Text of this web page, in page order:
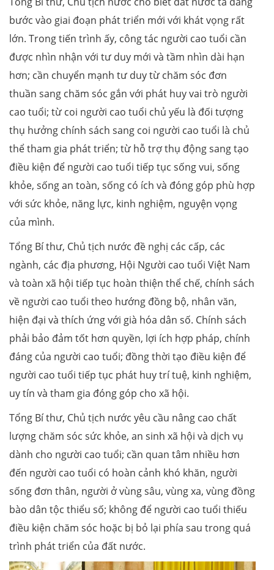
bước vào giai đoạn phát triển mới với khát vọng rất
lớn. Trong tiến trình ấy, công tác người cao tuổi cần
được nhìn nhận với tư duy mới và tầm nhìn dài hạn
hơn; cần chuyển mạnh tư duy từ chăm sóc đơn
thuần sang chăm sóc gắn với phát huy vai trò người
cao tuổi; từ coi người cao tuổi chủ yếu là đối tượng
thụ hưởng chính sách sang coi người cao tuổi là chủ
thể tham gia phát triển; từ hỗ trợ thụ động sang tạo
điều kiện để người cao tuổi tiếp tục sống vui, sống
khỏe, sống an toàn, sống có ích và đóng góp phù hợp
với sức khỏe, năng lực, kinh nghiệm, nguyện vọng
của mình.
Tổng Bí thư, Chủ tịch nước đề nghị các cấp, các
ngành, các địa phương, Hội Người cao tuổi Việt Nam
và toàn xã hội tiếp tục hoàn thiện thể chế, chính sách
về người cao tuổi theo hướng đồng bộ, nhân văn,
hiện đại và thích ứng với già hóa dân số. Chính sách
phải bảo đảm tốt hơn quyền, lợi ích hợp pháp, chính
đáng của người cao tuổi; đồng thời tạo điều kiện để
người cao tuổi tiếp tục phát huy trí tuệ, kinh nghiệm,
uy tín và tham gia đóng góp cho xã hội.
Tổng Bí thư, Chủ tịch nước yêu cầu nâng cao chất
lượng chăm sóc sức khỏe, an sinh xã hội và dịch vụ
dành cho người cao tuổi; cần quan tâm nhiều hơn
đến người cao tuổi có hoàn cảnh khó khăn, người
sống đơn thân, người ở vùng sâu, vùng xa, vùng đồng
bào dân tộc thiểu số; không để người cao tuổi thiếu
điều kiện chăm sóc hoặc bị bỏ lại phía sau trong quá
trình phát triển của đất nước.